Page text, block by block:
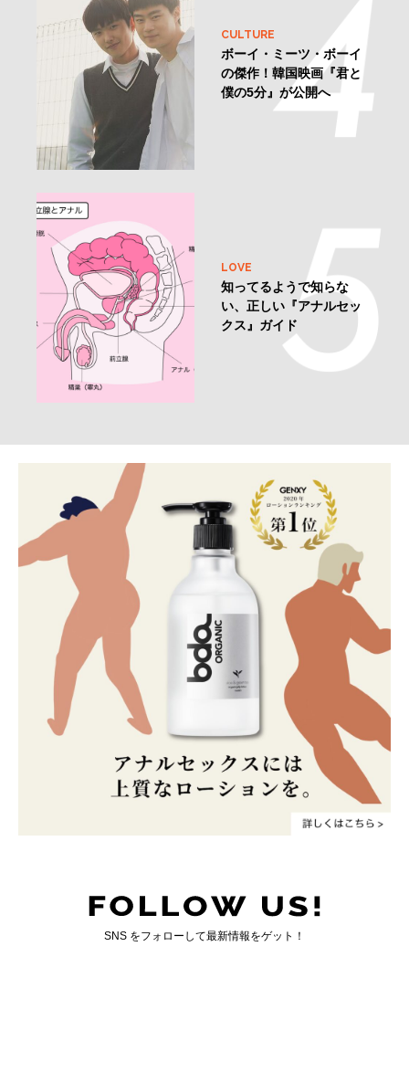
CULTURE
ボーイ・ミーツ・ボーイ
の傑作！韓国映画『君と
僕の5分』が公開へ
LOVE
知ってるようで知らな
い、正しい『アナルセッ
クス』ガイド
SNS をフォローして最新情報をゲット！